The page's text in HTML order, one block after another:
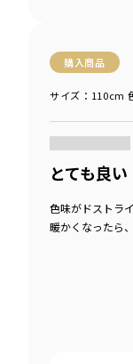
購入商品
サイズ：110cm
とても良い
色味がドストラ
暖かくなったら